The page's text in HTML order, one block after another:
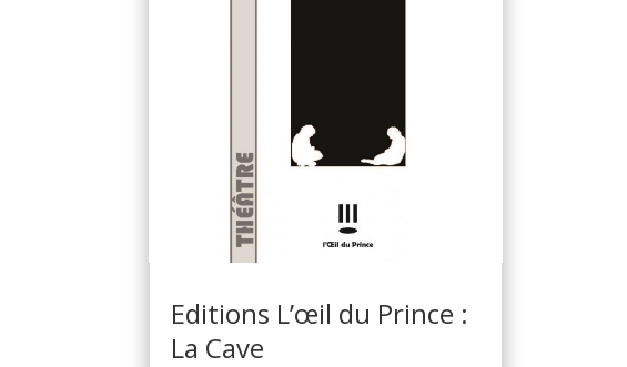
Editions L’œil du Prince :
La Cave